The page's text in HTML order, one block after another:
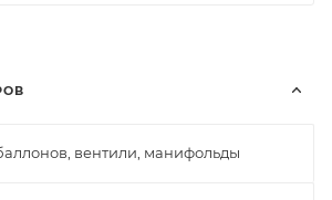
вентили, манифольды